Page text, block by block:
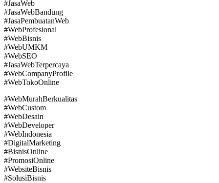
#JasaWeb
#JasaWebBandung
#JasaPembuatanWeb
#WebProfesional
#WebBisnis
#WebUMKM
#WebSEO
#JasaWebTerpercaya
#WebCompanyProfile
#WebTokoOnline
#WebMurahBerkualitas
#WebCustom
#WebDesain
#WebDeveloper
#WebIndonesia
#DigitalMarketing
#BisnisOnline
#PromosiOnline
#WebsiteBisnis
#SolusiBisnis